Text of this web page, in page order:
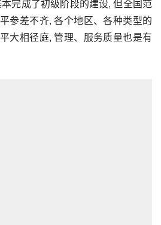
参差不齐, 各个地区、各种类型的
大相径庭, 管理、服务质量也是有